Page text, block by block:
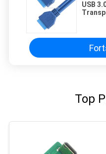
USB
Top